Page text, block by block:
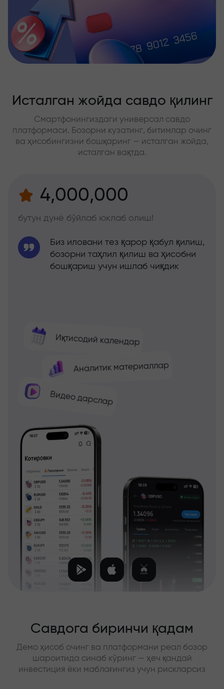
Исталган жойда савдо қилинг
Смартфонингиздаги универсал савдо
платформаси. Бозорни кузатинг, битимлар очинг
ва ҳисобингизни бошқаринг — исталган жойда,
исталган вақтда.
4,000,000
бутун дунё бўйлаб юклаб олиш!
Иқтисодий календар
Аналитик материаллар
Видео дарслар
Биз иловани тез қарор қабул қилиш,
бозорни таҳлил қилиш ва ҳисобни
бошқариш учун ишлаб чиқдик
Савдога биринчи қадам
Демо ҳисоб очинг ва платформани реал бозор
шароитида синаб кўринг — ҳеч қандай
инвестиция ёки маблағингиз учун рискларсиз